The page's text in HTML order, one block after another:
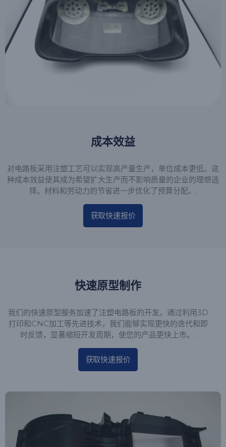
成本效益
对电路板采用注塑工艺可以实现高产量生产，单位成本更低。这
种成本效益使其成为希望扩大生产而不影响质量的企业的理想选
择。材料和劳动力的节省进一步优化了预算分配。.
获取快速报价
快速原型制作
我们的快速原型服务加速了注塑电路板的开发。通过利用3D
打印和CNC加工等先进技术，我们能够实现更快的迭代和即
时反馈，显著缩短开发周期，使您的产品更快上市。.
获取快速报价